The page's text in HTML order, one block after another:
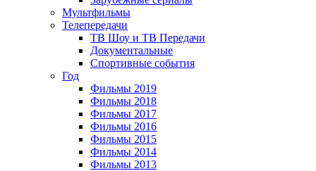
Мультфильмы
Телепередачи
ТВ Шоу и ТВ Передачи
Документальные
Спортивные события
Год
Фильмы 2019
Фильмы 2018
Фильмы 2017
Фильмы 2016
Фильмы 2015
Фильмы 2014
Фильмы 2013